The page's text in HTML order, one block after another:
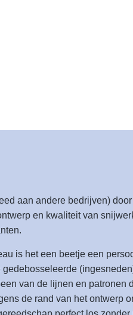
aan andere bedrijven)
en kwaliteit van
is het een beetje een
van de lijnen en patronen
de rand van het ontwerp